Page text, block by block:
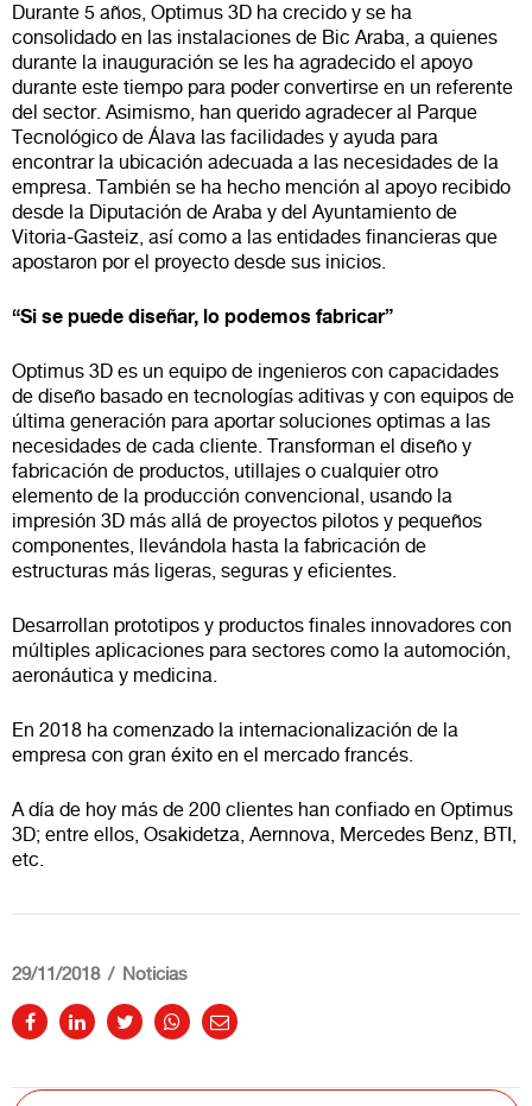
Durante 5 años, Optimus 3D ha crecido y se ha
consolidado en las instalaciones de Bic Araba, a quienes
durante la inauguración se les ha agradecido el apoyo
durante este tiempo para poder convertirse en un referente
del sector. Asimismo, han querido agradecer al Parque
Tecnológico de Álava las facilidades y ayuda para
encontrar la ubicación adecuada a las necesidades de la
empresa. También se ha hecho mención al apoyo recibido
desde la Diputación de Araba y del Ayuntamiento de
Vitoria-Gasteiz, así como a las entidades financieras que
apostaron por el proyecto desde sus inicios.
“Si se puede diseñar, lo podemos fabricar”
Optimus 3D es un equipo de ingenieros con capacidades
de diseño basado en tecnologías aditivas y con equipos de
última generación para aportar soluciones optimas a las
necesidades de cada cliente. Transforman el diseño y
fabricación de productos, utillajes o cualquier otro
elemento de la producción convencional, usando la
impresión 3D más allá de proyectos pilotos y pequeños
componentes, llevándola hasta la fabricación de
estructuras más ligeras, seguras y eficientes.
Desarrollan prototipos y productos finales innovadores con
múltiples aplicaciones para sectores como la automoción,
aeronáutica y medicina.
En 2018 ha comenzado la internacionalización de la
empresa con gran éxito en el mercado francés.
A día de hoy más de 200 clientes han confiado en Optimus
3D; entre ellos, Osakidetza, Aernnova, Mercedes Benz, BTI,
etc.
29/11/2018 Noticias